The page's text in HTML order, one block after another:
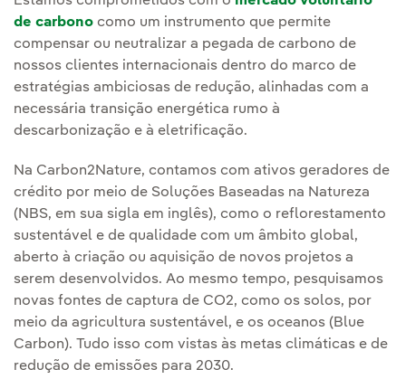
de carbono como um instrumento que permite
compensar ou neutralizar a pegada de carbono de
nossos clientes internacionais dentro do marco de
estratégias ambiciosas de redução, alinhadas com a
necessária transição energética rumo à
descarbonização e à eletrificação.
Na Carbon2Nature, contamos com ativos geradores de
crédito por meio de Soluções Baseadas na Natureza
(NBS, em sua sigla em inglês), como o reflorestamento
sustentável e de qualidade com um âmbito global,
aberto à criação ou aquisição de novos projetos a
serem desenvolvidos. Ao mesmo tempo, pesquisamos
novas fontes de captura de CO2, como os solos, por
meio da agricultura sustentável, e os oceanos (Blue
Carbon). Tudo isso com vistas às metas climáticas e de
redução de emissões para 2030.